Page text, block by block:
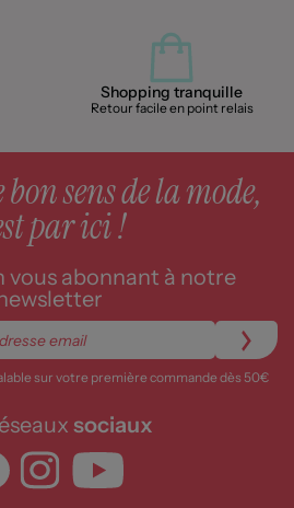
Shopping tranquille
Retour facile en point relais
sens de la mode,
par ici !
vous abonnant à notre
sur votre première commande dès 50€
sociaux